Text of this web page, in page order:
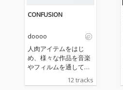
CONFUSION
doooo
人肉アイテムをはじ
め、様々な作品を音楽
やフィルムを通して世
に送り出してきたアー
ティスト、doooo a.k.
12 tracks